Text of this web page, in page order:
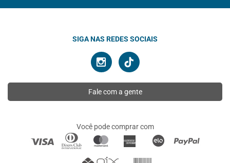
SIGA NAS REDES SOCIAIS
Fale com a gente
Você pode comprar com